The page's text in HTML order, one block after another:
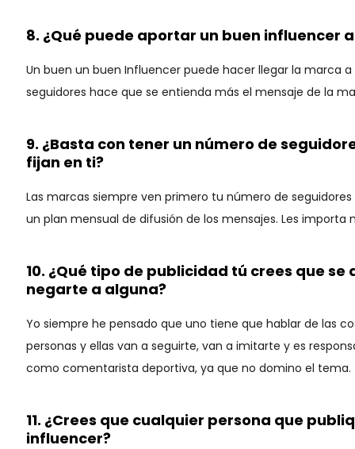
8. ¿Qué puede aportar un buen influencer
Un buen un buen Influencer puede hacer llegar la marca
seguidores hace que se entienda más el mensaje de la
9. ¿Basta con tener un número de
fijan en ti?
Las marcas siempre ven primero tu número de
un plan mensual de difusión de los mensajes. Les
10. ¿Qué tipo de publicidad tú crees que
negarte a alguna?
Yo siempre he pensado que uno tiene que hablar de las
personas y ellas van a seguirte, van a imitarte y es
como comentarista deportiva, ya que no domino el tema.
11. ¿Crees que cualquier persona que
influencer?